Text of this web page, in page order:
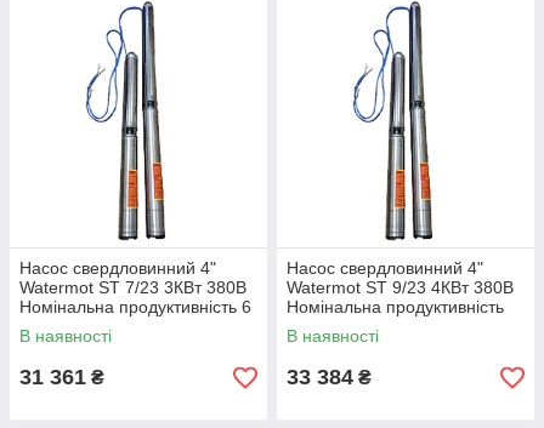
Насос свердловинний 4"
Watermot ST 7/23 3КВт 380В
Номінальна продуктивність 6
м3 на 112 м
В наявності
31 361 ₴
Насос свердловинний 4"
Watermot ST 9/23 4КВт 380В
Номінальна продуктивність
8,4м3 на 111м
В наявності
33 384 ₴